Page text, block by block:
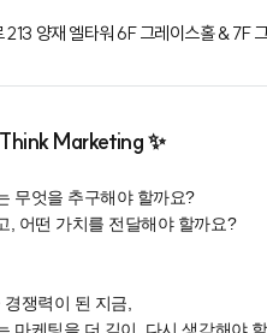
213 양재 엘타워 6F 그레이스홀 & 7F